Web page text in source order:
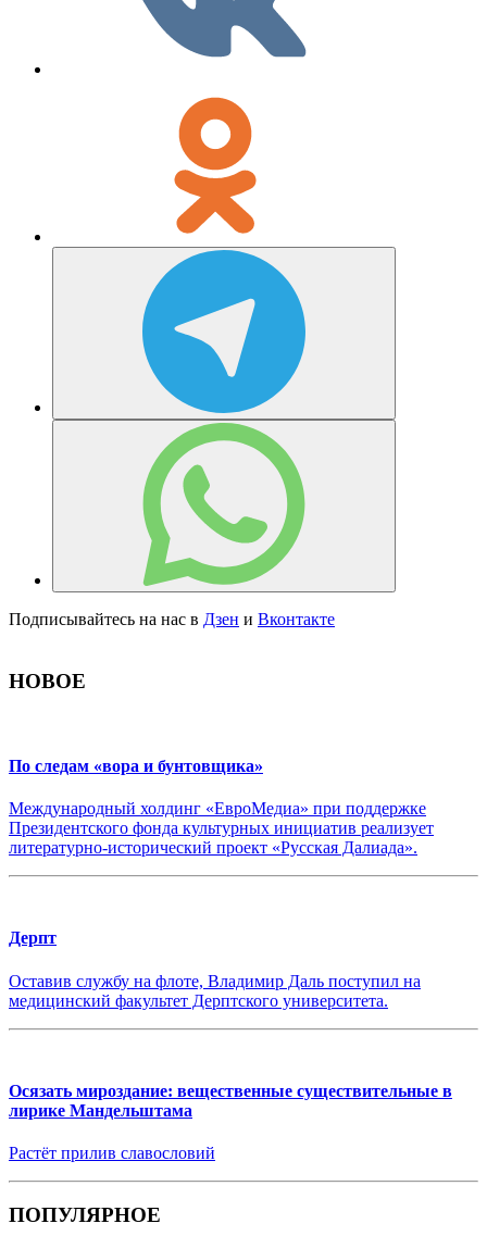
Подписывайтесь на нас в Дзен и Вконтакте
НОВОЕ
По следам «вора и бунтовщика»
Международный холдинг «ЕвроМедиа» при поддержке
Президентского фонда культурных инициатив реализует
литературно-исторический проект «Русская Далиада».
Дерпт
Оставив службу на флоте, Владимир Даль поступил на
медицинский факультет Дерптского университета.
Осязать мироздание: вещественные существительные в
лирике Мандельштама
Растёт прилив славословий
ПОПУЛЯРНОЕ